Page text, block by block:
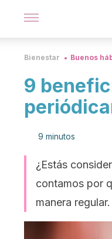
Bienestar Buenos
9
9 minutos
¿Estás
contamos por
manera regular.